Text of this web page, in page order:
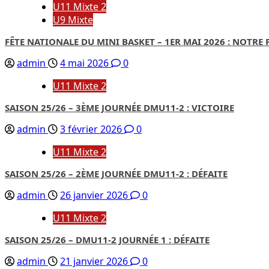
U11 Mixte 2
U9 Mixte
FÊTE NATIONALE DU MINI BASKET – 1ER MAI 2026 : NOTRE
admin 4 mai 2026
0
U11 Mixte 2
SAISON 25/26 – 3ÈME JOURNÉE DMU11-2 : VICTOIRE
admin 3 février 2026
0
U11 Mixte 2
SAISON 25/26 – 2ÈME JOURNÉE DMU11-2 : DÉFAITE
admin 26 janvier 2026
0
U11 Mixte 2
SAISON 25/26 – DMU11-2 JOURNÉE 1 : DÉFAITE
admin 21 janvier 2026 0